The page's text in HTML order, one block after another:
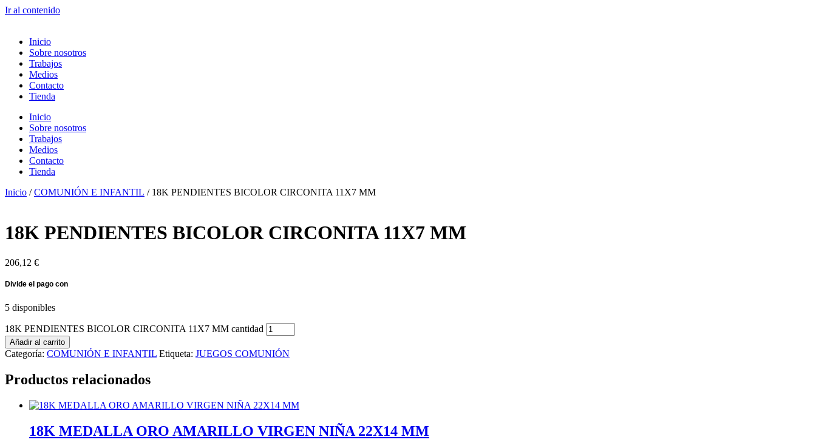
Ir al contenido
Inicio
Sobre nosotros
Trabajos
Medios
Contacto
Tienda
Inicio
Sobre nosotros
Trabajos
Medios
Contacto
Tienda
Inicio /COMUNIÓN E INFANTIL / 18K PENDIENTES BICOLOR CIRCONITA 11X7 MM
18K PENDIENTES BICOLOR CIRCONITA 11X7 MM
206,12 €
5 disponibles
18K PENDIENTES BICOLOR CIRCONITA 11X7 MM cantidad
Añadir al carrito
Categoría: COMUNIÓN E INFANTIL Etiqueta: JUEGOS COMUNIÓN
Productos relacionados
18K MEDALLA ORO AMARILLO VIRGEN NIÑA 22X14 MM